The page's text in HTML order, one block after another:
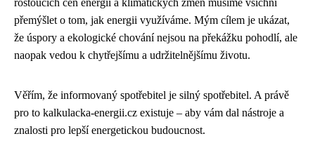
rostoucích cen energií a klimatických změn musíme všichni
přemýšlet o tom, jak energii využíváme. Mým cílem je ukázat,
že úspory a ekologické chování nejsou na překážku pohodlí, ale
naopak vedou k chytřejšímu a udržitelnějšímu životu.
Věřím, že informovaný spotřebitel je silný spotřebitel. A právě
pro to kalkulacka-energii.cz existuje – aby vám dal nástroje a
znalosti pro lepší energetickou budoucnost.